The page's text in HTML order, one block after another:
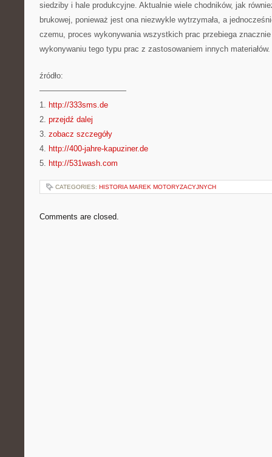
siedziby i hale produkcyjne. Aktualnie wiele chodników, jak
brukowej, ponieważ jest ona niezwykle wytrzymała, a
czemu, proces wykonywania wszystkich prac przebiega
wykonywaniu tego typu prac z zastosowaniem innych materiałów.
źródło:
———————————
1. http://333sms.de
2. przejdź dalej
3. zobacz szczegóły
4. http://400-jahre-kapuziner.de
5. http://531wash.com
CATEGORIES: HISTORIA MAREK MOTORYZACYJNYCH
Comments are closed.